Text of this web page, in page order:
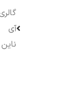
آی
ناین